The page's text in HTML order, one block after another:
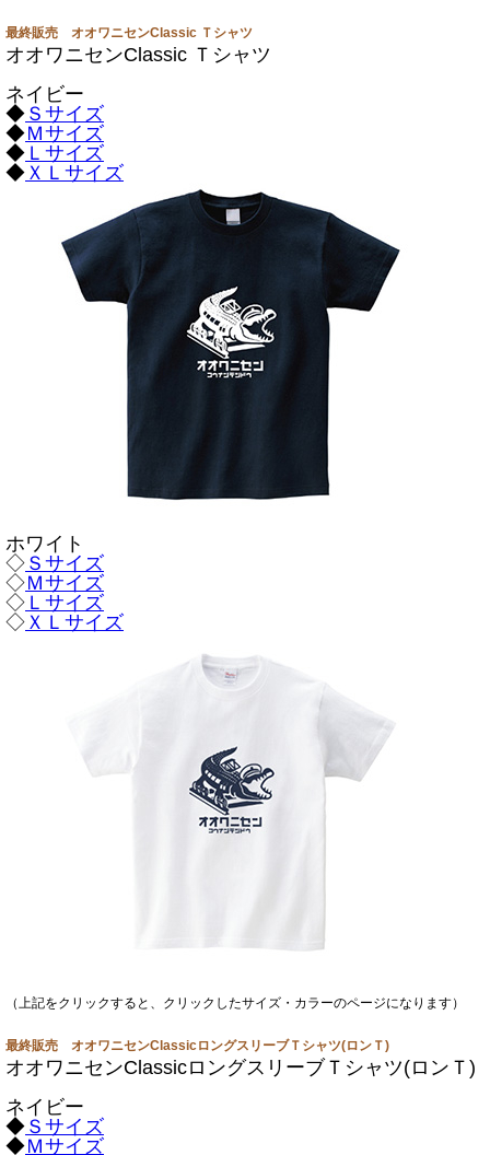
最終販売 オオワニセンClassic Ｔシャツ
オオワニセンClassic Ｔシャツ
ネイビー
◆ Ｓサイズ
◆Ｍサイズ
◆ Ｌサイズ
◆ ＸＬサイズ
ホワイト
◇ Ｓサイズ
◇Ｍサイズ
◇ Ｌサイズ
◇ ＸＬサイズ
（上記をクリックすると、クリックしたサイズ・カラーのページになります）
最終販売 オオワニセンClassicロングスリーブＴシャツ(ロンＴ)
オオワニセンClassicロングスリーブＴシャツ(ロンＴ)
ネイビー
◆ Ｓサイズ
◆Ｍサイズ